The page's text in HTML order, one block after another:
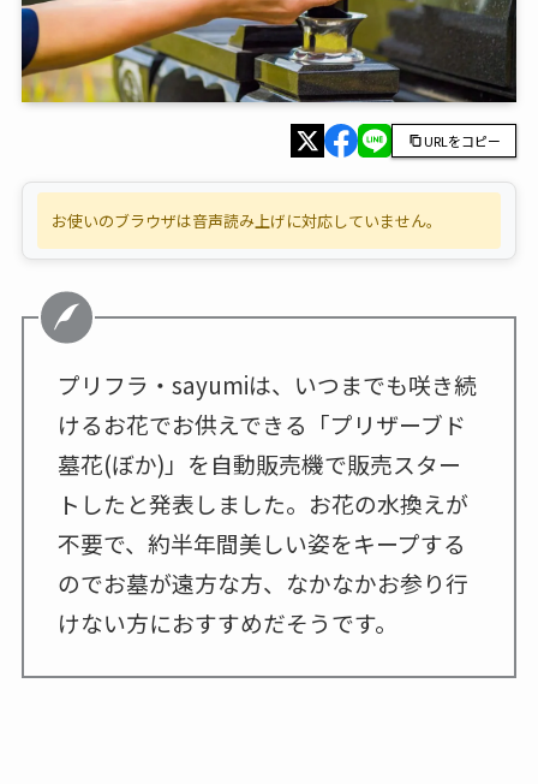
URLをコピー
お使いのブラウザは音声読み上げに対応していません。
プリフラ・sayumiは、いつまでも咲き続
けるお花でお供えできる「プリザーブド
墓花(ぼか)」を自動販売機で販売スター
トしたと発表しました。お花の水換えが
不要で、約半年間美しい姿をキープする
のでお墓が遠方な方、なかなかお参り行
けない方におすすめだそうです。